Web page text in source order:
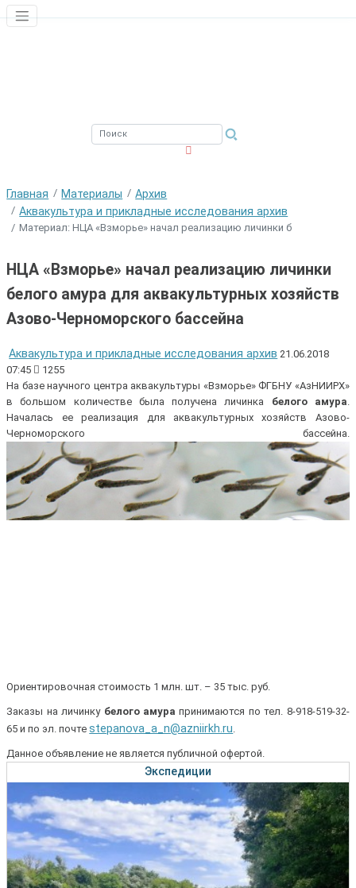
Главная Материалы
Архив
Аквакультура и прикладные исследования архив
Материал: НЦА «Взморье» начал реализацию личинки б
НЦА «Взморье» начал реализацию личинки
белого амура для аквакультурных хозяйств
Азово-Черноморского бассейна
Аквакультура и прикладные исследования архив 21.06.2018
07:45
1255
На базе научного центра аквакультуры «Взморье» ФГБНУ «АзНИИРХ»
в большом количестве была получена личинка белого амура
Началась ее реализация для аквакультурных хозяйств Азово-
Черноморского бассейна.
Ориентировочная стоимость 1 млн. шт. – 35 тыс. руб.
Заказы на личинку белого амура принимаются по тел. 8-918-519-32-
65 и по эл. почтеstepanova_a_n@azniirkh.ru
Данное объявление не является публичной офертой.
Экспедиции